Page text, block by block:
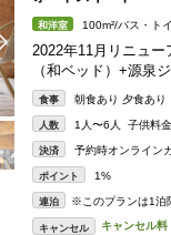
和洋室 100m²/バス・ト
2022年11月リニュ
（和ベッド）+源泉
食事 朝食あり 夕食あり
人数 1人〜6人 子供料
決済 予約時オンライン
ポイント 1%
連泊 ※このプランは1泊
キャンセル